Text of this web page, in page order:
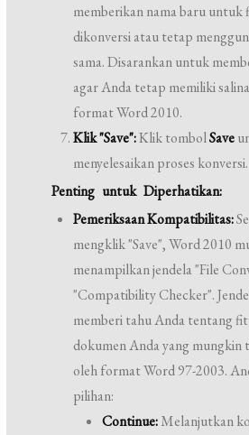
memberikan nama baru untuk
dikonversi atau tetap
sama. Disarankan untuk
agar Anda tetap memiliki
format Word 2010.
Klik "Save":Klik tombolSave
menyelesaikan proses konversi.
Penting untuk Diperhatikan:
Pemeriksaan Kompatibilitas:
mengklik "Save", Word 2010
menampilkan jendela "File
"Compatibility Checker".
memberi tahu Anda tentang
dokumen Anda yang mungkin
oleh format Word 97-2003.
pilihan:
Continue:Melanjutkan